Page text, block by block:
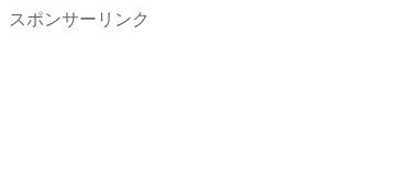
スポンサーリンク